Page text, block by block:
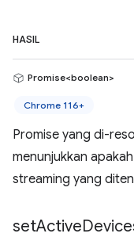
HASIL
Promise<boolean>
Chrome 116+
Promise yang di-
menunjukkan
streaming yang
setActive